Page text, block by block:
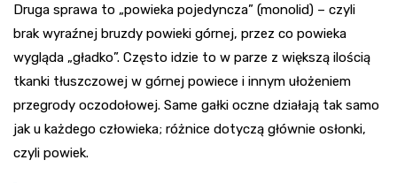
Druga sprawa to „powieka pojedyncza” (monolid) – czyli
brak wyraźnej bruzdy powieki górnej, przez co powieka
wygląda „gładko”. Często idzie to w parze z większą ilością
tkanki tłuszczowej w górnej powiece i innym ułożeniem
przegrody oczodołowej. Same gałki oczne działają tak samo
jak u każdego człowieka; różnice dotyczą głównie osłonki,
czyli powiek.